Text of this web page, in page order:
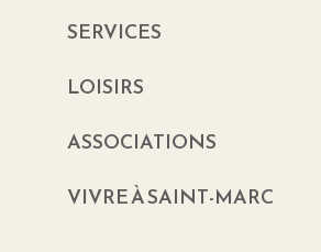
SERVICES
LOISIRS
ASSOCIATIONS
VIVRE À SAINT-MARC